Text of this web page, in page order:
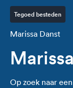
Tegoed besteden
Marissa Danst
Op zoek naar